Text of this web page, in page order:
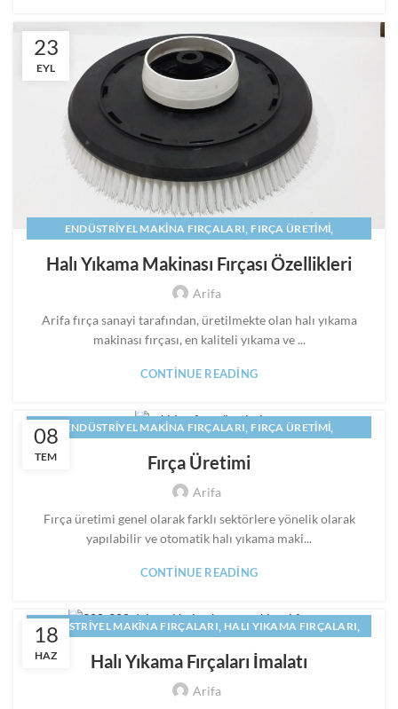
23
EYL
ENDÜSTRIYEL MAKINA FIRÇALARI, FIRÇA ÜRETIMI,
HALI YIKAMA MAKINASI FIRÇALARI IMALATI,
HALI YIKAMA MAKINESI FIRCASI
MAKINE FIRÇALARI,PANEL FIRÇA,SILINDIR FIRÇA
Halı Yıkama Makinası Fırçası Özellikleri
Arifa
Arifa fırça sanayi tarafından, üretilmekte olan halı yıkama
makinası fırçası, en kaliteli yıkama ve ...
CONTINUE READING
08
TEM
ENDÜSTRIYEL MAKINA FIRÇALARI, FIRÇA ÜRETIMI,
HALI YIKAMA FIRÇALARI
HALI YIKAMA MAKINASI FIRÇALARI IMALATI
HALI YIKAMA MAKINESI FIRCASI
MAKINE FIRÇALARI,PANEL FIRÇA,SILINDIR FIRÇA
Fırça Üretimi
Arifa
Fırça üretimi genel olarak farklı sektörlere yönelik olarak
yapılabilir ve otomatik halı yıkama maki...
CONTINUE READING
18
HAZ
ENDÜSTRIYEL MAKINA FIRÇALARI, HALI YIKAMA FIRÇALARI,
HALI YIKAMA MAKINESI FIRCASI,MAKINA FIRÇALARI
,PANEL FIRÇA
Halı Yıkama Fırçaları İmalatı
Arifa